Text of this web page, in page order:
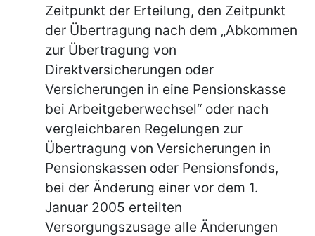
Zeitpunkt der Erteilung, den Zeitpunkt
der Übertragung nach dem „Abkommen
zur Übertragung von
Direktversicherungen oder
Versicherungen in eine Pensionskasse
bei Arbeitgeberwechsel“ oder nach
vergleichbaren Regelungen zur
Übertragung von Versicherungen in
Pensionskassen oder Pensionsfonds,
bei der Änderung einer vor dem 1.
Januar 2005 erteilten
Versorgungszusage alle Änderungen